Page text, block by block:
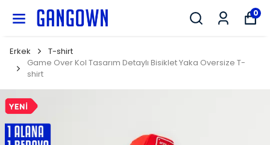
0
Erkek
T-shirt
Game Over Kol Tasarım Detaylı Bisiklet Yaka Oversize T-
shirt